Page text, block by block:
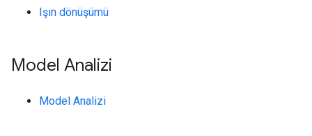
Işın dönüşümü
Model Analizi
Model Analizi